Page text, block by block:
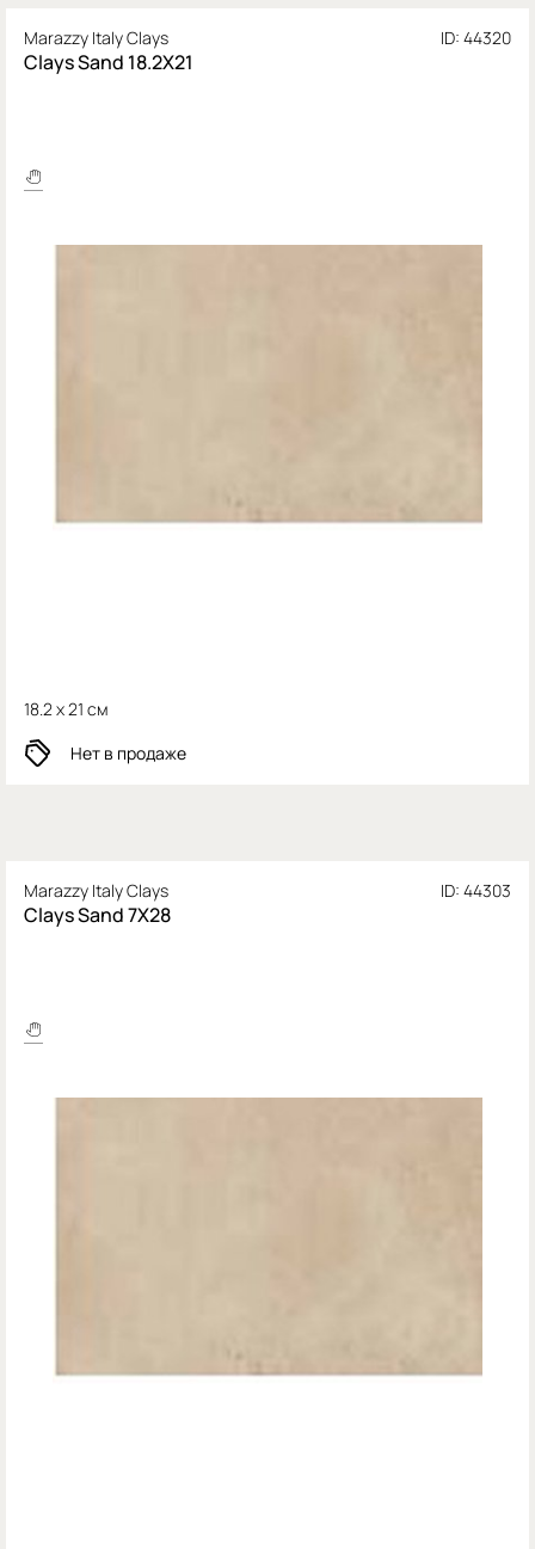
Marazzy Italy Clays ID: 44320
Clays Sand 18.2X21
18.2 x 21 см
Нет в продаже
Marazzy Italy Clays ID: 44303
Clays Sand 7X28